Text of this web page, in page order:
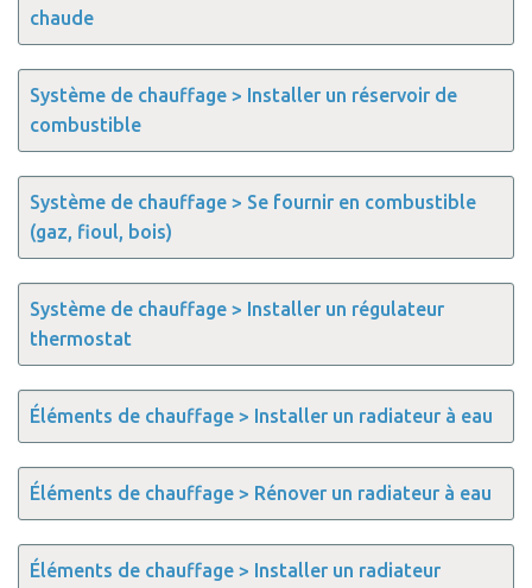
chaude
Système de chauffage > Installer un réservoir de
combustible
Système de chauffage > Se fournir en combustible
(gaz, fioul, bois)
Système de chauffage > Installer un régulateur
thermostat
Éléments de chauffage > Installer un radiateur à eau
Éléments de chauffage > Rénover un radiateur à eau
Éléments de chauffage > Installer un radiateur